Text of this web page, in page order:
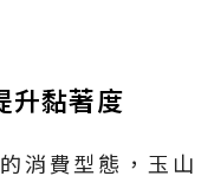
升黏著度
消費型態，玉山